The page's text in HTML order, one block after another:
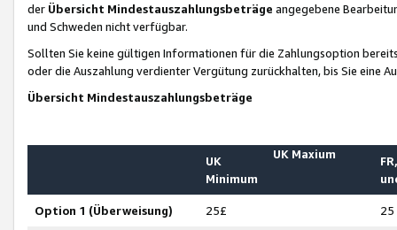
der Übersicht Mindestauszahlungsbeträge angegebene
und Schweden nicht verfügbar.
Sollten Sie keine gültigen Informationen für die Zahlungsoption
oder die Auszahlung verdienter Vergütung zurückhalten, bis Sie
Übersicht Mindestauszahlungsbeträge
UK
Minimum
UK Maxium
Option 1 (Überweisung) 25£ 25